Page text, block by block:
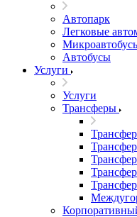
Автопарк
Легковые
Автобусы
Услуги
Услуги
Трансферы